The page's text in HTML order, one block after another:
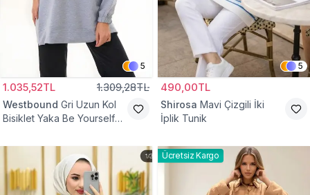
5
1.035,52TL 1.309,28TL
Westbound Gri Uzun Kol
Bisiklet Yaka Be Yourself
5
490,00TL
Shirosa Mavi Çizgili İki
İplik Tunik
Ücretsiz Kargo